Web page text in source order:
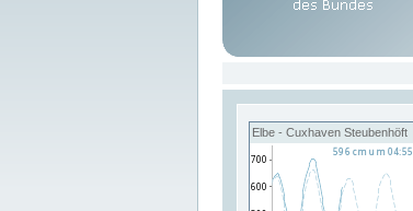
Elbe - Cuxhaven Steubenhöft